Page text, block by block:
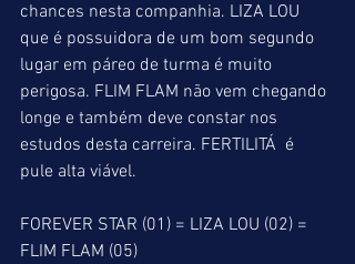
chances nesta companhia. LIZA LOU
que é possuidora de um bom segundo
lugar em páreo de turma é muito
perigosa. FLIM FLAM não vem chegando
longe e também deve constar nos
estudos desta carreira. FERTILITÁ  é
pule alta viável.
FOREVER STAR (01) = LIZA LOU (02) =
FLIM FLAM (05)